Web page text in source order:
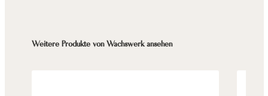
Produktgalerie überspringen
Weitere Produkte von Wachswerk ansehen